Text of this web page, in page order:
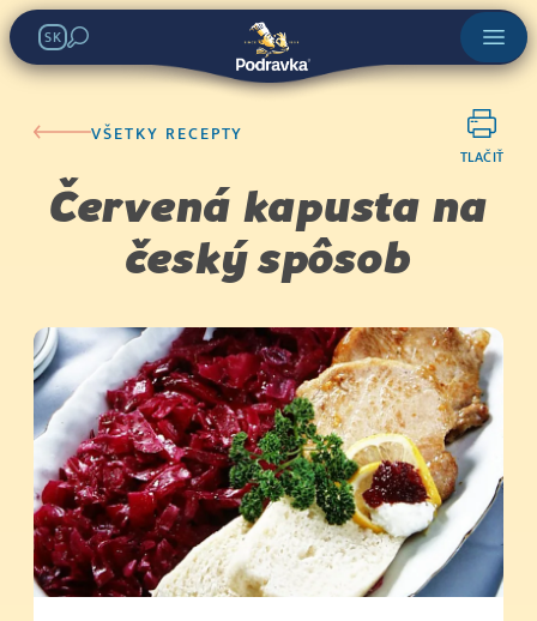
SK
VŠETKY RECEPTY
TLAČIŤ
Červená kapusta na
český spôsob